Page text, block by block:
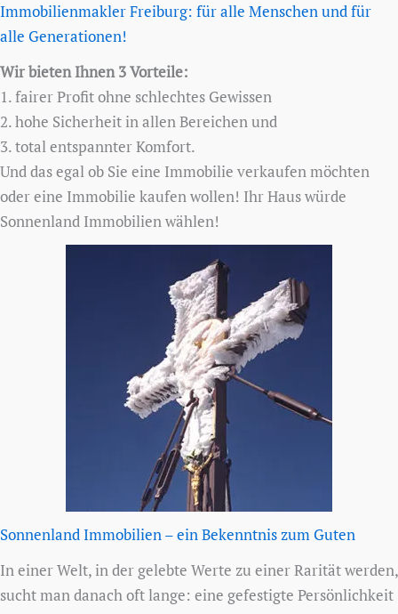
Immobilienmakler Freiburg: für alle Menschen und für
alle Generationen!
Wir bieten Ihnen 3 Vorteile:
1. fairer Profit ohne schlechtes Gewissen
2. hohe Sicherheit in allen Bereichen und
3. total entspannter Komfort.
Und das egal ob Sie eine Immobilie verkaufen möchten
oder eine Immobilie kaufen wollen! Ihr Haus würde
Sonnenland Immobilien wählen!
Sonnenland Immobilien – ein Bekenntnis zum Guten
In einer Welt, in der gelebte Werte zu einer Rarität werden,
sucht man danach oft lange: eine gefestigte Persönlichkeit